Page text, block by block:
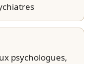
psychologues,